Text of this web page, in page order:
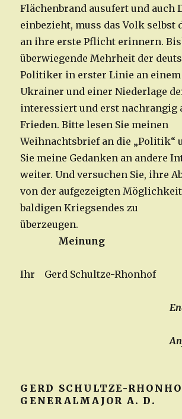
Flächenbrand ausufert und auch
einbezieht, muss das Volk selbst
an ihre erste Pflicht erinnern.
überwiegende Mehrheit der
Politiker in erster Linie an einem
Ukrainer und einer Niederlage
interessiert und erst nachrangig
Frieden. Bitte lesen Sie meinen
Weihnachtsbrief an die „Politik“
Sie meine Gedanken an andere
weiter. Und versuchen Sie, ihre
von der aufgezeigten
baldigen Kriegsendes zu
Meinung
Ihr Gerd Schultze-Rhonhof
Ende 1.
Anfang 2.
GERD SCHULTZE-
GENERALMAJOR A. D.